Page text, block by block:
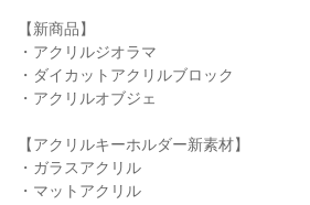
【新商品】
・アクリルジオラマ
・ダイカットアクリルブロック
・アクリルオブジェ
【アクリルキーホルダー新素材】
・ガラスアクリル
・マットアクリル